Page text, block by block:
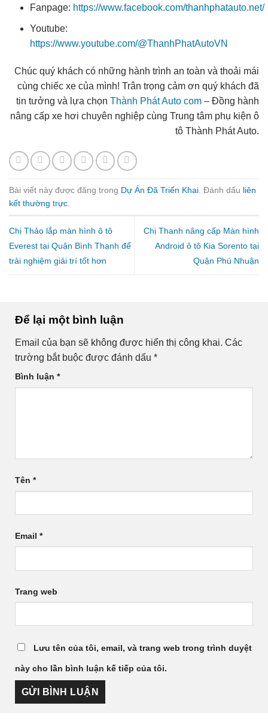
Fanpage: https://www.facebook.com/thanhphatauto.net/
Youtube:
https://www.youtube.com/@ThanhPhatAutoVN
Chúc quý khách có những hành trình an toàn và thoải mái
cùng chiếc xe của mình! Trân trọng cảm ơn quý khách đã
tin tưởng và lựa chọn Thành Phát Auto com – Đồng hành
nâng cấp xe hơi chuyên nghiệp cùng Trung tâm phụ kiện ô
tô Thành Phát Auto.
Bài viết này được đăng trong Dự Án Đã Triển Khai . Đánh dấu liên
kết thường trực
Chị Thảo lắp màn hình ô tô
Everest tại Quận Bình Thạnh để
trải nghiệm giải trí tốt hơn
Chị Thanh nâng cấp Màn hình
Android ô tô Kia Sorento tại
Quận Phú Nhuận
Để lại một bình luận
Email của bạn sẽ không được hiển thị công khai. Các
trường bắt buộc được đánh dấu *
Bình luận *
Tên *
Email *
Trang web
Lưu tên của tôi, email, và trang web trong trình duyệt
này cho lần bình luận kế tiếp của tôi.